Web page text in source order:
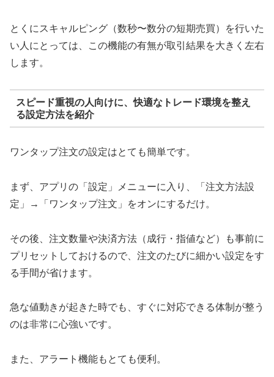
とくにスキャルピング（数秒〜数分の短期売買）を行いた
い人にとっては、この機能の有無が取引結果を大きく左右
します。
スピード重視の人向けに、快適なトレード環境を整え
る設定方法を紹介
ワンタップ注文の設定はとても簡単です。
まず、アプリの「設定」メニューに入り、「注文方法設
定」→「ワンタップ注文」をオンにするだけ。
その後、注文数量や決済方法（成行・指値など）も事前に
プリセットしておけるので、注文のたびに細かい設定をす
る手間が省けます。
急な値動きが起きた時でも、すぐに対応できる体制が整う
のは非常に心強いです。
また、アラート機能もとても便利。